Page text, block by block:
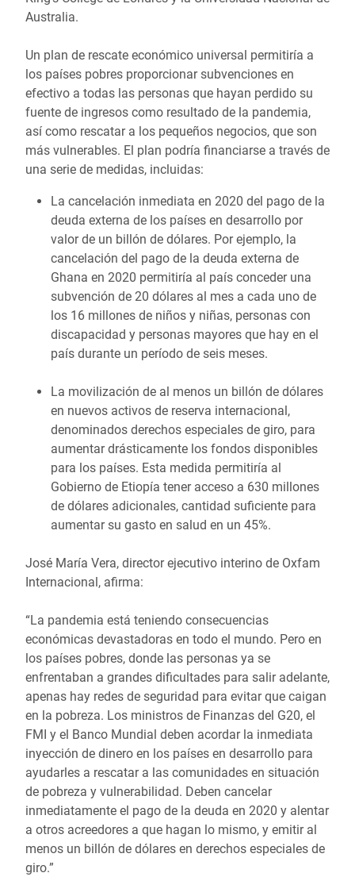
Australia.
Un plan de rescate económico universal permitiría a
los países pobres proporcionar subvenciones en
efectivo a todas las personas que hayan perdido su
fuente de ingresos como resultado de la pandemia,
así como rescatar a los pequeños negocios, que son
más vulnerables. El plan podría financiarse a través de
una serie de medidas, incluidas:
La cancelación inmediata en 2020 del pago de la
deuda externa de los países en desarrollo por
valor de un billón de dólares. Por ejemplo, la
cancelación del pago de la deuda externa de
Ghana en 2020 permitiría al país conceder una
subvención de 20 dólares al mes a cada uno de
los 16 millones de niños y niñas, personas con
discapacidad y personas mayores que hay en el
país durante un período de seis meses.
La movilización de al menos un billón de dólares
en nuevos activos de reserva internacional,
denominados derechos especiales de giro, para
aumentar drásticamente los fondos disponibles
para los países. Esta medida permitiría al
Gobierno de Etiopía tener acceso a 630 millones
de dólares adicionales, cantidad suficiente para
aumentar su gasto en salud en un 45%.
José María Vera, director ejecutivo interino de Oxfam
Internacional, afirma:
“La pandemia está teniendo consecuencias
económicas devastadoras en todo el mundo. Pero en
los países pobres, donde las personas ya se
enfrentaban a grandes dificultades para salir adelante,
apenas hay redes de seguridad para evitar que caigan
en la pobreza. Los ministros de Finanzas del G20, el
FMI y el Banco Mundial deben acordar la inmediata
inyección de dinero en los países en desarrollo para
ayudarles a rescatar a las comunidades en situación
de pobreza y vulnerabilidad. Deben cancelar
inmediatamente el pago de la deuda en 2020 y alentar
a otros acreedores a que hagan lo mismo, y emitir al
menos un billón de dólares en derechos especiales de
giro.”